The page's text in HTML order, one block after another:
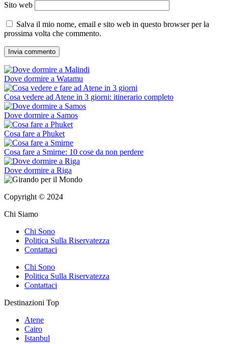
Sito web
Salva il mio nome, email e sito web in questo browser per la
prossima volta che commento.
Dove dormire a Watamu
Cosa vedere ad Atene in 3 giorni: itinerario completo
Dove dormire a Samos
Cosa fare a Phuket
Cosa fare a Smirne: 10 cose da non perdere
Dove dormire a Riga
Copyright © 2024
Chi Siamo
Chi Sono
Politica Sulla Riservatezza
Contattaci
Chi Sono
Politica Sulla Riservatezza
Contattaci
Destinazioni Top
Atene
Cairo
Istanbul